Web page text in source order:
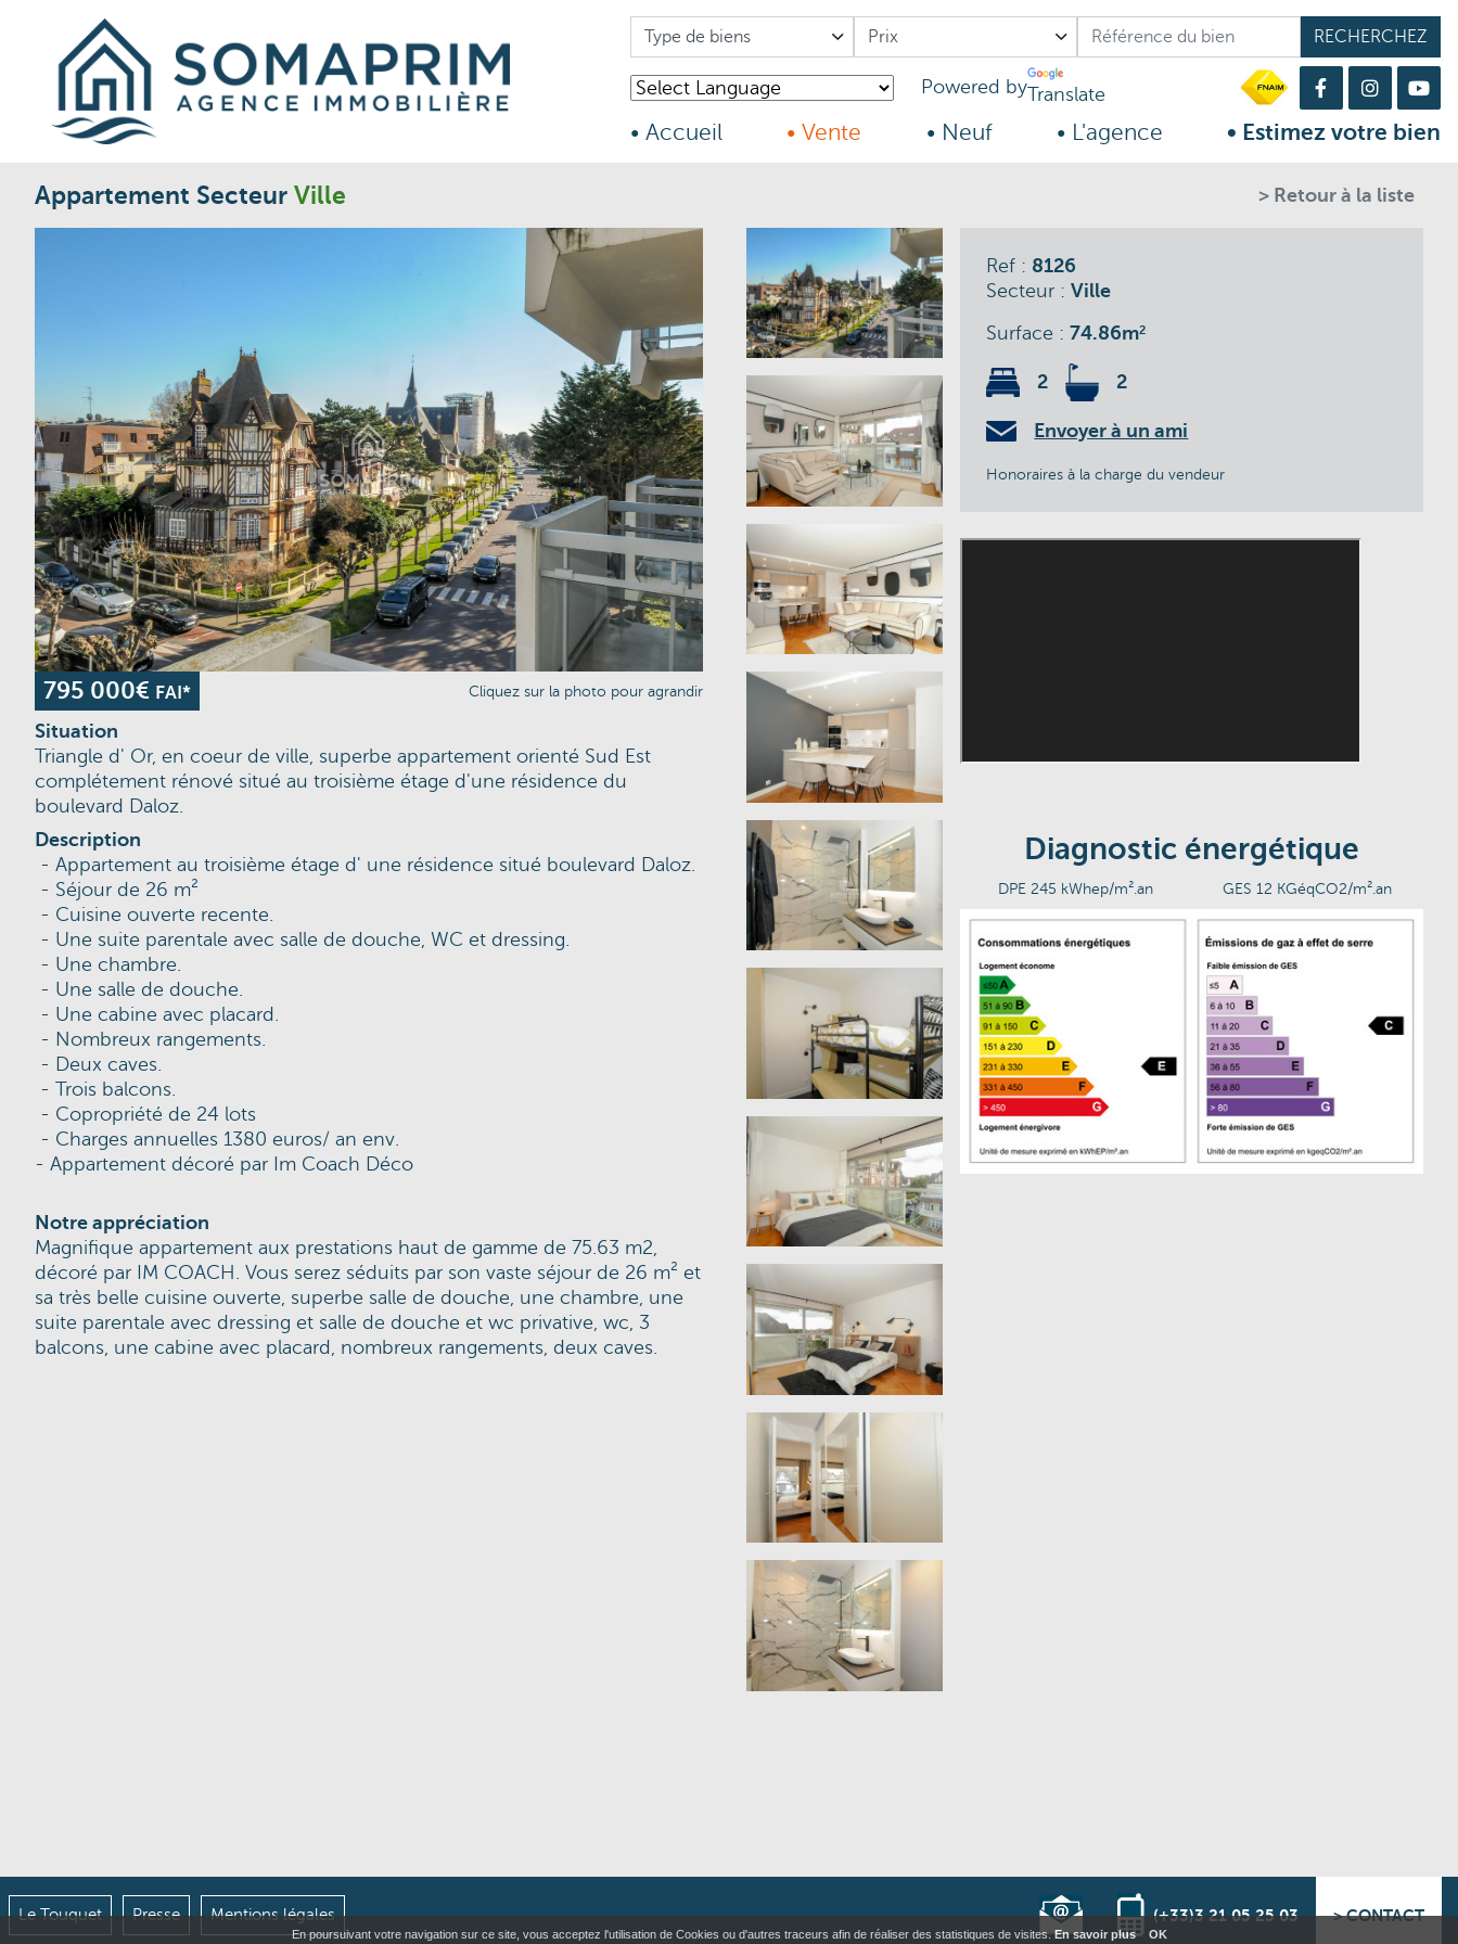
Powered byTranslate
• Accueil • Vente • Neuf • L'agence • Estimez votre bien
Appartement Secteur Ville > Retour à la liste
795 000€ FAI* Cliquez sur la photo pour agrandir
Situation
Triangle d' Or, en coeur de ville, superbe appartement orienté Sud Est
complétement rénové situé au troisième étage d'une résidence du
boulevard Daloz.
Description
- Appartement au troisième étage d' une résidence situé boulevard Daloz.
- Séjour de 26 m²
- Cuisine ouverte recente.
- Une suite parentale avec salle de douche, WC et dressing.
- Une chambre.
- Une salle de douche.
- Une cabine avec placard.
- Nombreux rangements.
- Deux caves.
- Trois balcons.
- Copropriété de 24 lots
- Charges annuelles 1380 euros/ an env.
- Appartement décoré par Im Coach Déco
Notre appréciation
Magnifique appartement aux prestations haut de gamme de 75.63 m2,
décoré par IM COACH. Vous serez séduits par son vaste séjour de 26 m² et
sa très belle cuisine ouverte, superbe salle de douche, une chambre, une
suite parentale avec dressing et salle de douche et wc privative, wc, 3
balcons, une cabine avec placard, nombreux rangements, deux caves.
Ref : 8126
Secteur :Ville
Surface :74.86m2
2 2
Envoyer à un ami
Honoraires à la charge du vendeur
Diagnostic énergétique
DPE 245 kWhep/m².an GES 12 KGéqCO2/m².an
Le Touquet Presse Mentions légales (+33)3 21 05 25 03 > CONTACT
En poursuivant votre navigation sur ce site, vous acceptez l'utilisation de Cookies ou d'autres traceurs afin de réaliser des statistiques de visites.En savoir plus OK